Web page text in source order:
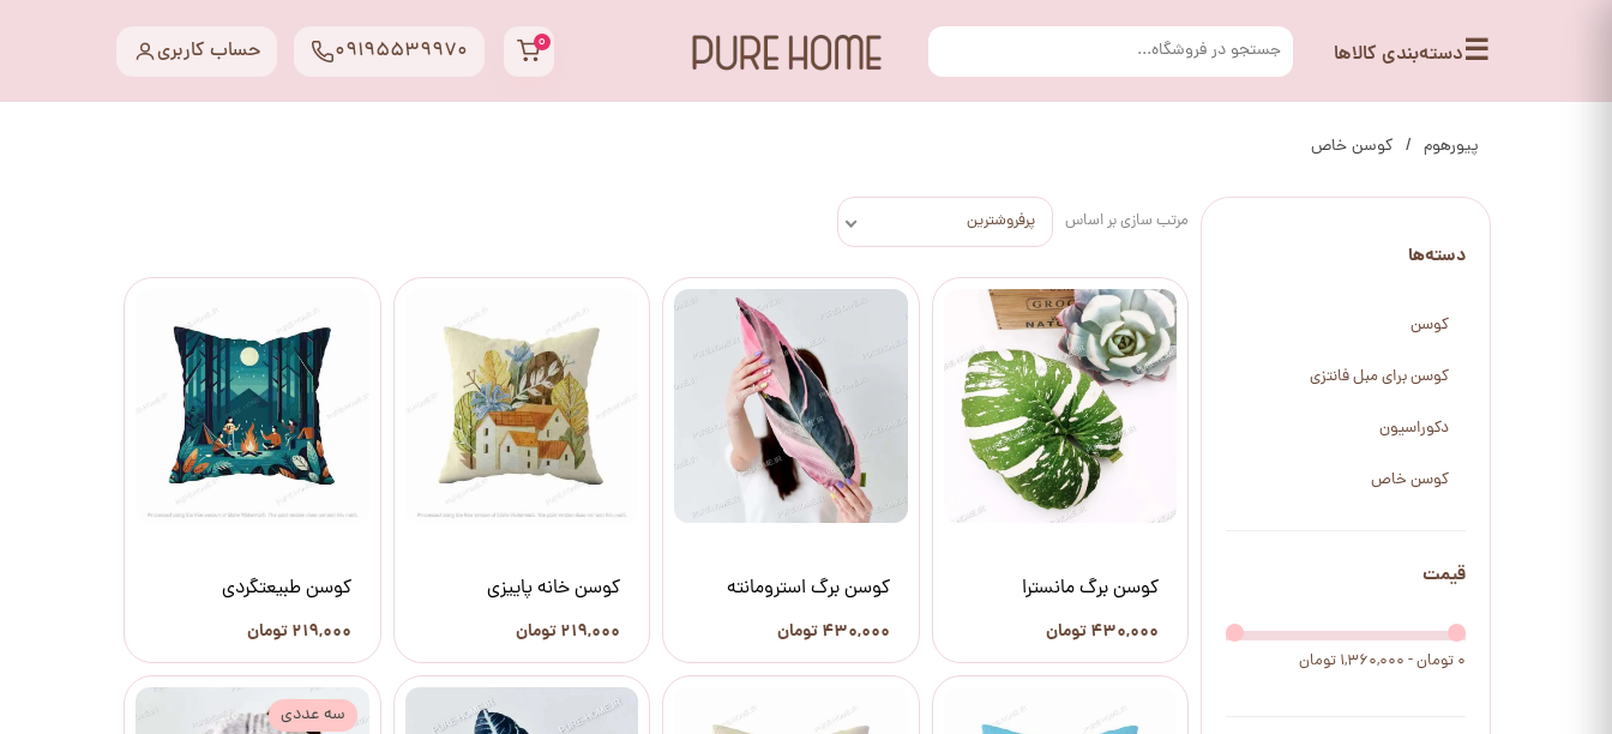
☰دسته‌بندی کالاها ۰ حساب کاربری 09195539970
پیورهوم کوسن خاص
دسته‌ها
کوسن
کوسن برای مبل فانتزی
دکوراسیون
کوسن خاص
قیمت
۰ تومان - ۱,۳۶۰,۰۰۰ تومان
مرتب سازی بر اساس پرفروشترین
کوسن برگ مانسترا
۴۳۰,۰۰۰ تومان
کوسن برگ استرومانته
۴۳۰,۰۰۰ تومان
کوسن خانه پاییزی
۲۱۹,۰۰۰ تومان
کوسن طبیعتگردی
۲۱۹,۰۰۰ تومان
سه عددی